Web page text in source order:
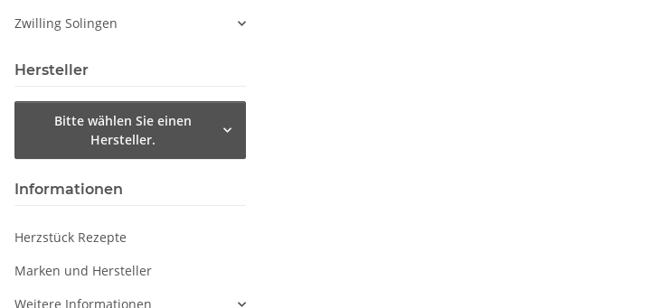
Zwilling Solingen
Hersteller
Bitte wählen Sie einen
Hersteller.
Informationen
Herzstück Rezepte
Marken und Hersteller
Weitere Informationen